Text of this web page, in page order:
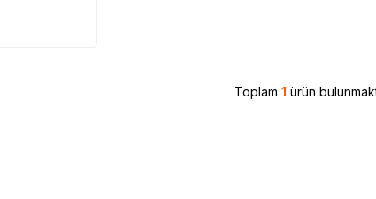
Toplam 1 ürün